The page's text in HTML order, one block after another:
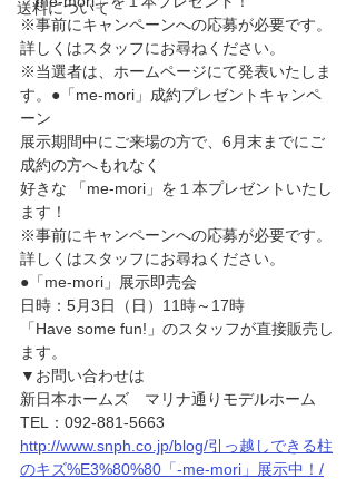
送料について
※事前にキャンペーンへの応募が必要です。
詳しくはスタッフにお尋ねください。
※当選者は、ホームページにて発表いたしま
す。●「me-mori」成約プレゼントキャンペ
ーン
展示期間中にご来場の方で、6月末までにご
成約の方へもれなく
好きな 「me-mori」を１本プレゼントいたし
ます！
※事前にキャンペーンへの応募が必要です。
詳しくはスタッフにお尋ねください。
●「me-mori」展示即売会
日時：5月3日（日）11時～17時
「Have some fun!」のスタッフが直接販売し
ます。
▼お問い合わせは
新日本ホームズ　マリナ通りモデルホーム
TEL：092-881-5663
http://www.snph.co.jp/blog/引っ越しできる柱
のキズ%E3%80%80「-me-mori」展示中！/